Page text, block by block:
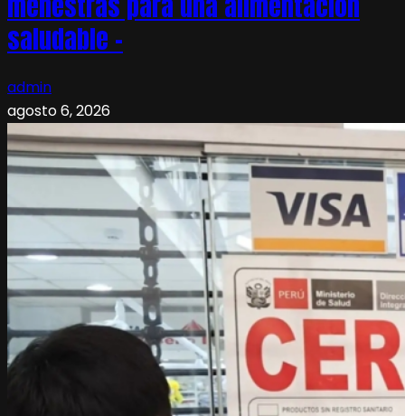
saludable –
admin
agosto 6, 2026